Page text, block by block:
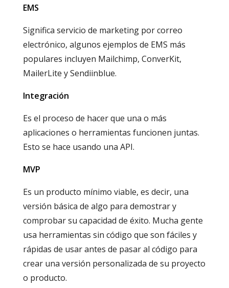
EMS
Significa servicio de marketing por correo
electrónico, algunos ejemplos de EMS más
populares incluyen Mailchimp, ConverKit,
MailerLite y Sendiinblue.
Integración
Es el proceso de hacer que una o más
aplicaciones o herramientas funcionen juntas.
Esto se hace usando una API.
MVP
Es un producto mínimo viable, es decir, una
versión básica de algo para demostrar y
comprobar su capacidad de éxito. Mucha gente
usa herramientas sin código que son fáciles y
rápidas de usar antes de pasar al código para
crear una versión personalizada de su proyecto
o producto.